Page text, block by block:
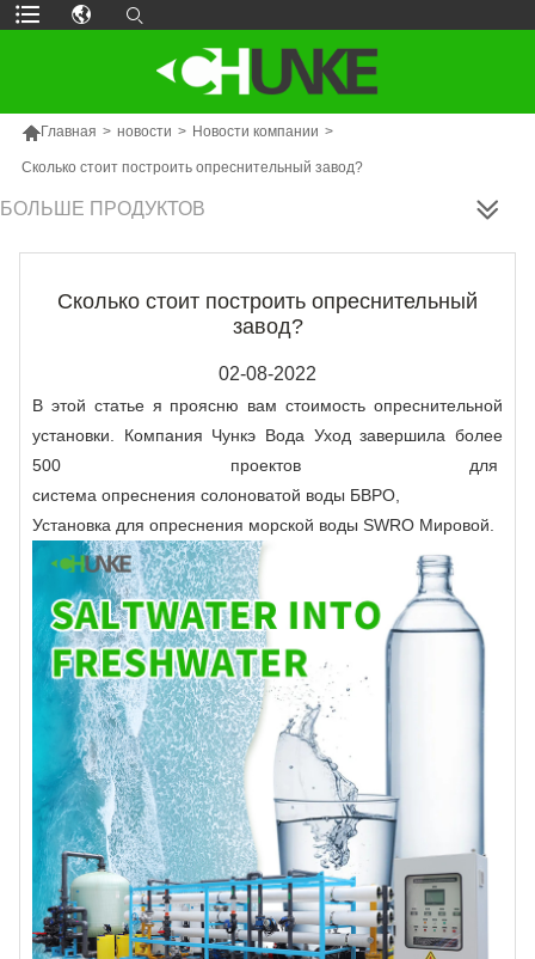
Главная > новости > Новости компании >
Сколько стоит построить опреснительный завод?
БОЛЬШЕ ПРОДУКТОВ
Сколько стоит построить опреснительный
завод?
02-08-2022
В этой статье я проясню вам стоимость опреснительной
установки. Компания Чункэ Вода Уход завершила более
500 проектов для
система опреснения солоноватой воды БВРО
Установка для опреснения морской воды SWRO Мировой.